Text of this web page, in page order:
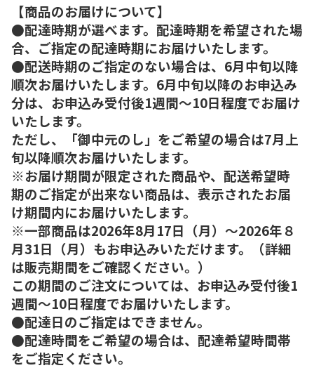
【商品のお届けについて】
●配達時期が選べます。配達時期を希望された場
合、ご指定の配達時期にお届けいたします。
●配送時期のご指定のない場合は、6月中旬以降
順次お届けいたします。6月中旬以降のお申込み
分は、お申込み受付後1週間～10日程度でお届け
いたします。
ただし、「御中元のし」をご希望の場合は7月上
旬以降順次お届けいたします。
※お届け期間が限定された商品や、配送希望時
期のご指定が出来ない商品は、表示されたお届
け期間内にお届けいたします。
※一部商品は2026年8月17日（月）～2026年８
月31日（月）もお申込みいただけます。（詳細
は販売期間をご確認ください。）
この期間のご注文については、お申込み受付後1
週間～10日程度でお届けいたします。
●配達日のご指定はできません。
●配達時間をご希望の場合は、配達希望時間帯
をご指定ください。